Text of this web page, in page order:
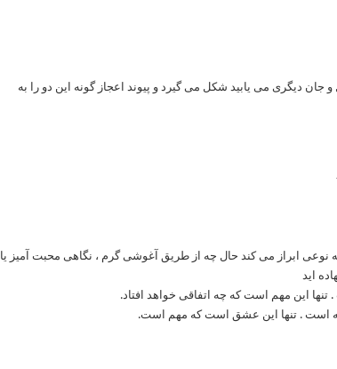
دیگری می یابید شکل می گیرد و پیوند اعجاز گونه این دو را به
ابراز می کند حال چه از طریق آغوشی گرم ، نگاهی محبت آمیز یا
اید
این مهم است که چه اتفاقی خواهد افتاد.
است . تنها این عشق است که مهم است.